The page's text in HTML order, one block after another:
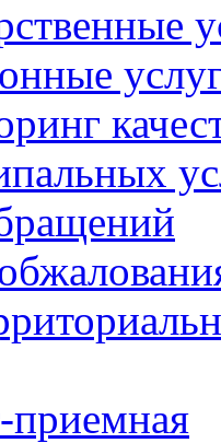
приемная